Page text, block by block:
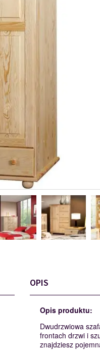
OPIS
Opis produktu:
Dwudrzwiowa
frontach drzwi i
znajdziesz